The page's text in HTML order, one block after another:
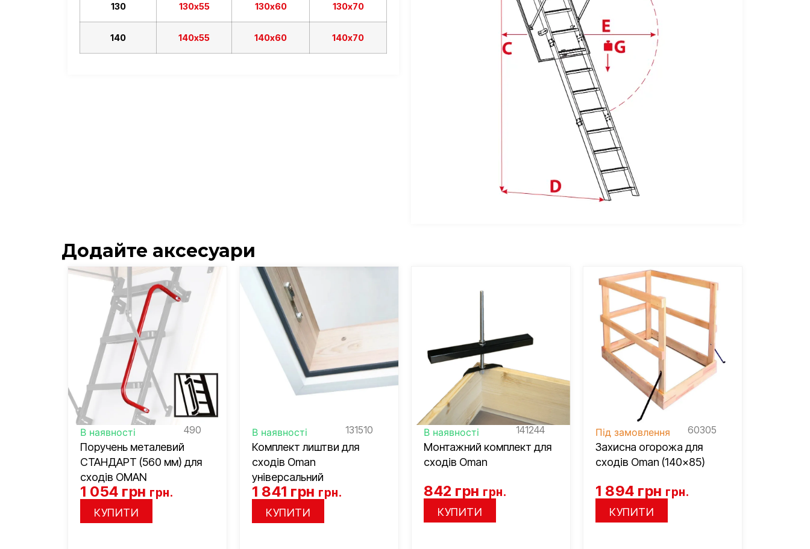
130 130х55 130х60 130х70
140 140х55 140х60 140х70
Додайте аксесуари
В наявності 490
Поручень металевий
СТАНДАРТ (560 мм) для
сходів OMAN
1 054 грн грн.
КУПИТИ
В наявності 131510
Комплект лиштви для
сходів Oman
універсальний
1 841 грн грн.
КУПИТИ
В наявності 141244
Монтажний комплект для
сходів Oman
842 грн грн.
КУПИТИ
Під замовлення 60305
Захисна огорожа для
сходів Oman (140×85)
1 894 грн грн.
КУПИТИ